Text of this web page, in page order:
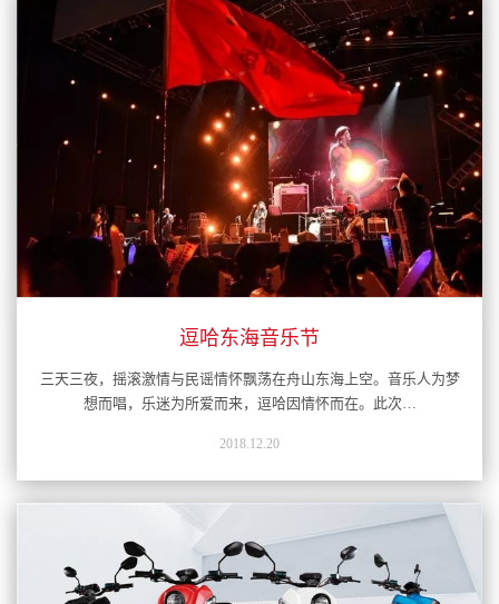
逗哈东海音乐节
三天三夜，摇滚激情与民谣情怀飘荡在舟山东海上空。音乐人为梦
想而唱，乐迷为所爱而来，逗哈因情怀而在。此次…
2018.12.20